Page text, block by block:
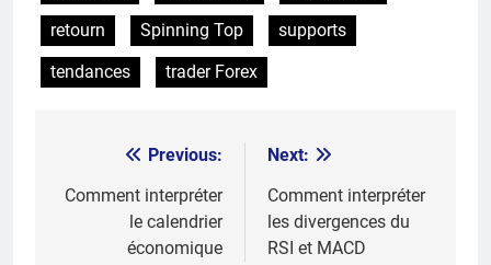
retourn
Spinning Top
supports
tendances
trader Forex
navigation
Previous:
Comment interpréter
le calendrier
économique
Next:
Comment interpréter
les divergences du
RSI et MACD